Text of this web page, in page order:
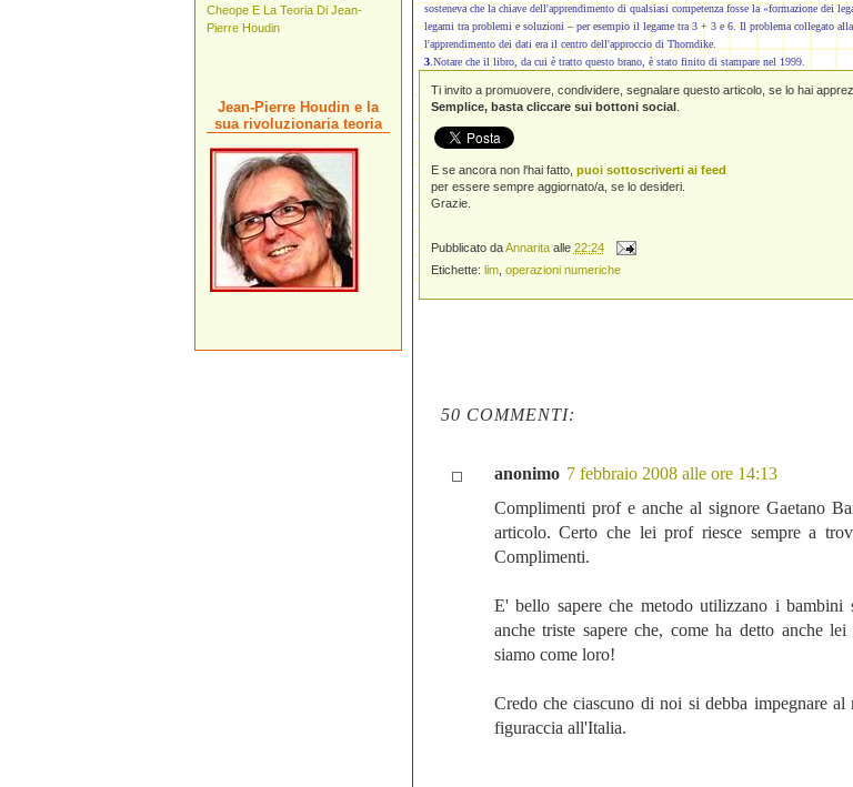
sosteneva che la chiave dell'apprendimento di qualsiasi competenza fosse la «formazione dei
legami tra problemi e soluzioni – per esempio il legame tra 3 + 3 e 6. Il problema collegato
l'apprendimento dei dati era il centro dell'approccio di Thorndike.
3.Notare che il libro, da cui è tratto questo brano, è stato finito di stampare nel 1999.
Ti invito a promuovere, condividere, segnalare questo articolo, se lo hai
Semplice, basta cliccare sui bottoni social.
E se ancora non l'hai fatto, puoi sottoscriverti ai feed
per essere sempre aggiornato/a, se lo desideri.
Grazie.
Pubblicato daAnnarita alle 22:24
Etichette: lim, operazioni numeriche
50 COMMENTI:
anonimo 7 febbraio 2008 alle ore 14:13
Complimenti prof e anche al signore Gaetano
articolo. Certo che lei prof riesce sempre a
Complimenti.
E' bello sapere che metodo utilizzano i bambini
anche triste sapere che, come ha detto anche
siamo come loro!
Credo che ciascuno di noi si debba impegnare al
figuraccia all'Italia.
Cheope E La Teoria Di Jean-
Pierre Houdin
Jean-Pierre Houdin e la
sua rivoluzionaria teoria